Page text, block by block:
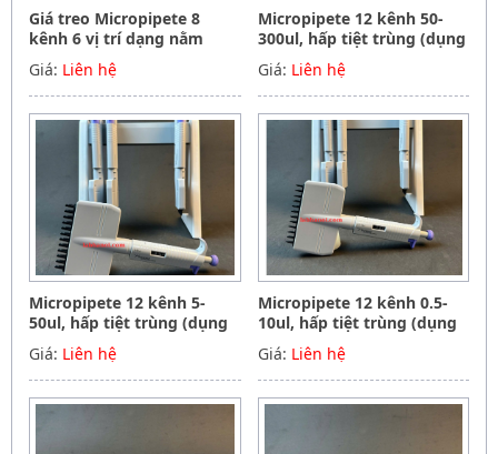
Giá treo Micropipete 8
kênh 6 vị trí dạng nằm
ngang, Hãng Phoenix
instrument Germany
Giá: Liên hệ
Micropipete 12 kênh 50-
300ul, hấp tiệt trùng (dụng
cụ hút mẫu, chất lỏng),
Hãng Phoenix instrument
Germany
Giá: Liên hệ
Micropipete 12 kênh 5-
50ul, hấp tiệt trùng (dụng
cụ hút mẫu, chất lỏng),
Hãng Phoenix instrument
Germany
Giá: Liên hệ
Micropipete 12 kênh 0.5-
10ul, hấp tiệt trùng (dụng
cụ hút mẫu, chất lỏng),
Hãng Phoenix instrument
Germany
Giá: Liên hệ